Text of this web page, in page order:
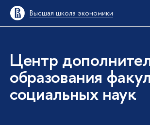
Высшая школа экономики
Центр
образования
социальных наук